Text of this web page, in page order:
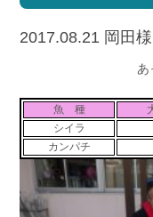
ボート免許
長年の実績と信頼！
Shop Info.
お問い合わせ
Contact us
採用情報
2017.08.21 岡田
あ
魚 種
シイラ
カンパチ